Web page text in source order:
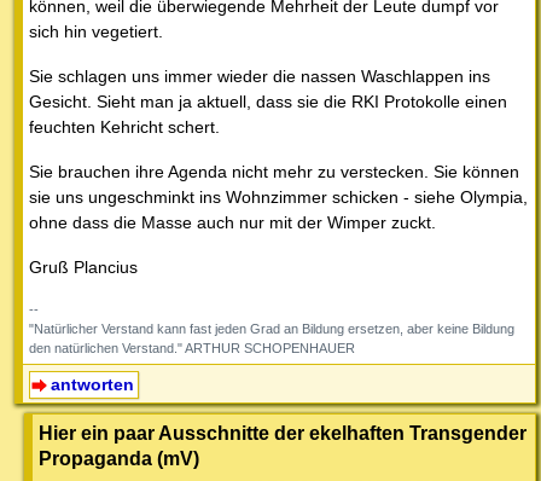
können, weil die überwiegende Mehrheit der Leute dumpf vor
sich hin vegetiert.
Sie schlagen uns immer wieder die nassen Waschlappen ins
Gesicht. Sieht man ja aktuell, dass sie die RKI Protokolle einen
feuchten Kehricht schert.
Sie brauchen ihre Agenda nicht mehr zu verstecken. Sie können
sie uns ungeschminkt ins Wohnzimmer schicken - siehe Olympia,
ohne dass die Masse auch nur mit der Wimper zuckt.
Gruß Plancius
--
"Natürlicher Verstand kann fast jeden Grad an Bildung ersetzen, aber keine Bildung
den natürlichen Verstand." ARTHUR SCHOPENHAUER
antworten
Hier ein paar Ausschnitte der ekelhaften Transgender
Propaganda (mV)